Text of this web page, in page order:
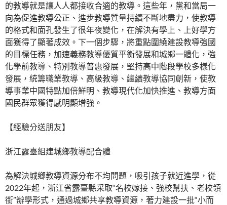
的教導就是讓人人都接收合適的教導。這些年，黨和當局一
向為促進教導公正、進步教導質量持續不斷地盡力，使教導
的格式和面孔發生了很年夜變化，在解決有學上、上好學方
面獲得了顯著成效。下一個步驟，將重點圍繞建設教導強國
的目標任務，加速義務教導優質平衡發展和城鄉一體化，強
化學前教導、特別教導普惠發展，堅持高中階段學校多樣化
發展，統籌職業教導、高級教導、繼續教導協同創新，使教
導事業中國特點加倍鮮明、教導現代化加快推進、教導方面
國民群眾獲得感明顯增強。
【經驗分送朋友】
浙江露臺組建城鄉教導配合體
為解決城鄉教導資源分布不均問題，吸引孩子就近進學，從
2022年起，浙江省露臺縣采取“名校嫁接、強校幫扶、老校領
銜”辦學形式，通過城鄉共享教導資源，著力建設一批“小而